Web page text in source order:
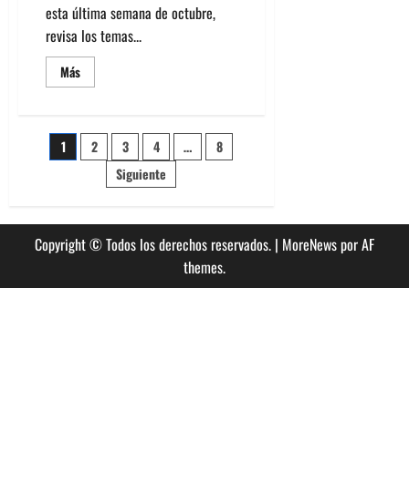
esta última semana de octubre,
revisa los temas...
MásLeer
más
recomendadas
de
la
últimos
Paginación
entradas
1 2 3 4 …
8
Siguiente
Copyright © Todos los derechos reservados. | MoreNewspor AF
themes.